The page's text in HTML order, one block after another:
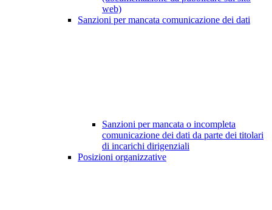
web)
Sanzioni per mancata comunicazione dei dati
Sanzioni per mancata o incompleta
comunicazione dei dati da parte dei titolari
di incarichi dirigenziali
Posizioni organizzative